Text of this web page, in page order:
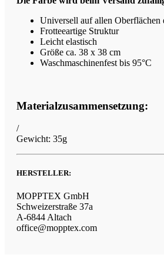
Universell auf allen Oberflächen
Frotteeartige Struktur
Leicht elastisch
Größe ca. 38 x 38 cm
Waschmaschinenfest bis 95°C
Materialzusammensetzung:
/
Gewicht: 35g
HERSTELLER:
MOPPTEX GmbH
Schweizerstraße 37a
A-6844 Altach
office@mopptex.com